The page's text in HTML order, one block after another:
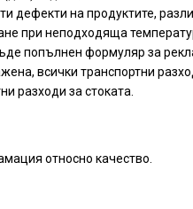
дефекти на продуктите,
при неподходяща
попълнен формуляр за
всички транспортни
разходи за стоката.
относно качество.